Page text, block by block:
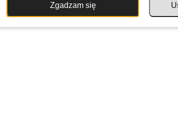
Zgadzam się